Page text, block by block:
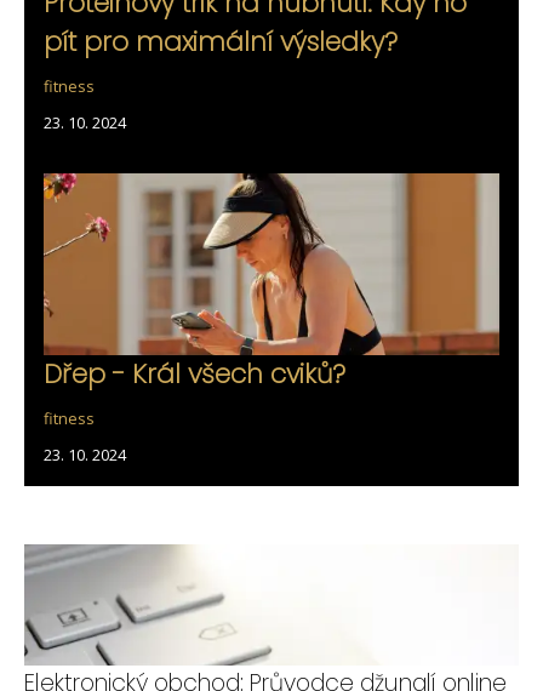
pít pro maximální výsledky?
fitness
23. 10. 2024
Dřep - Král všech cviků?
fitness
23. 10. 2024
Elektronický obchod: Průvodce džunglí online